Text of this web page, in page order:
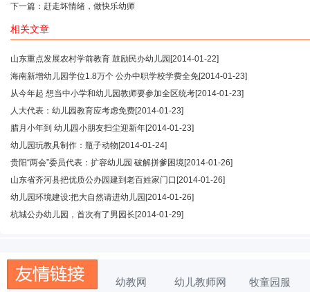
下一篇： 赶走坏情绪，做快乐幼师
相关文章
山东重点发展农村学前教育 鼓励民办幼儿园 [2014-01-22]
海南新增幼儿园学位1.8万个 公办中职学校学费全免[2014-01-23]
从今年起 想当中小学和幼儿园教师要参加全区统考[2014-01-23]
人大代表：幼儿园教育应考虑免费[2014-01-23]
腊月小年到 幼儿园小朋友扫尘迎新年[2014-01-23]
幼儿园玩教具制作：瓶子动物 [2014-01-24]
贵阳“两会”委员代表：扩容幼儿园 破解拼爹困境[2014-01-26]
山东省齐河县把优质公办园建到老百姓家门口 [2014-01-26]
幼儿园环境建设:把大自然请进幼儿园 [2014-01-26]
杭城公办幼儿园，首次有了男园长 [2014-01-29]
幼教网 幼儿教师网 牧童园服